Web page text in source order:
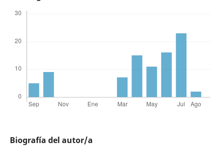
Biografía del autor/a